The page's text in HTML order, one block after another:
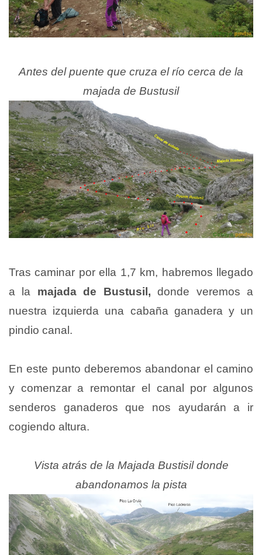
Antes del puente que cruza el río cerca de la
majada de Bustusil
Tras caminar por ella 1,7 km, habremos llegado
a la majada de Bustusil,donde veremos a
nuestra izquierda una cabaña ganadera y un
pindio canal.
En este punto deberemos abandonar el camino
y comenzar a remontar el canal por algunos
senderos ganaderos que nos ayudarán a ir
cogiendo altura.
Vista atrás de la Majada Bustisil donde
abandonamos la pista